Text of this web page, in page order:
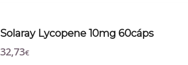
Solaray Lycopene 10mg 60cáps
32,73€